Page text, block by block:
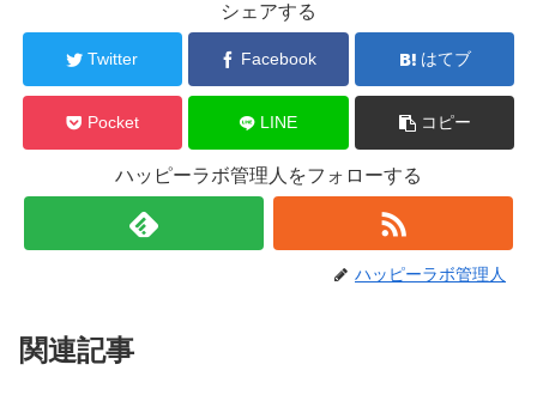
シェアする
Twitter Facebook はてブ
Pocket LINE コピー
ハッピーラボ管理人をフォローする
ハッピーラボ管理人
関連記事